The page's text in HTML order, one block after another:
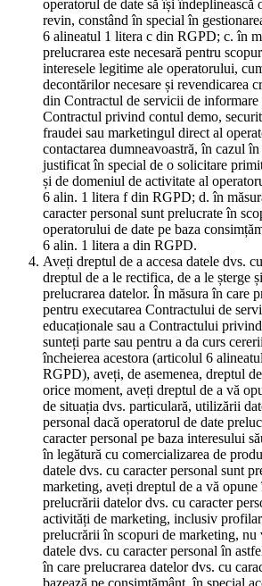
operatorul de date să își îndeplinească
revin, constând în special în
6 alineatul 1 litera c din RGPD; c. în
prelucrarea este necesară pentru
interesele legitime ale operatorului,
decontărilor necesare și revendicarea
din Contractul de servicii de informare
Contractul privind contul demo,
fraudei sau marketingul direct al
contactarea dumneavoastră, în cazul
justificat în special de o solicitare
și de domeniul de activitate al
6 alin. 1 litera f din RGPD; d. în
caracter personal sunt prelucrate în
operatorului de date pe baza
6 alin. 1 litera a din RGPD.
Aveți dreptul de a accesa datele dvs.
dreptul de a le rectifica, de a le șterge
prelucrarea datelor. În măsura în care
pentru executarea Contractului de
educaționale sau a Contractului
sunteți parte sau pentru a da curs
încheierea acestora (articolul 6
RGPD), aveți, de asemenea, dreptul
orice moment, aveți dreptul de a vă
de situația dvs. particulară, utilizării
personal dacă operatorul de date
caracter personal pe baza interesului
în legătură cu comercializarea de
datele dvs. cu caracter personal sunt
marketing, aveți dreptul de a vă
prelucrării datelor dvs. cu caracter
activități de marketing, inclusiv
prelucrării în scopuri de marketing, nu
datele dvs. cu caracter personal în
în care prelucrarea datelor dvs. cu
bazează pe consimțământ, în special